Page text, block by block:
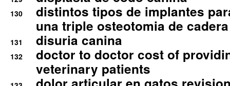
130
distintos tipos de implantes
una triple osteotomia de cadera
131 disuria canina
132
doctor to doctor cost of
veterinary patients